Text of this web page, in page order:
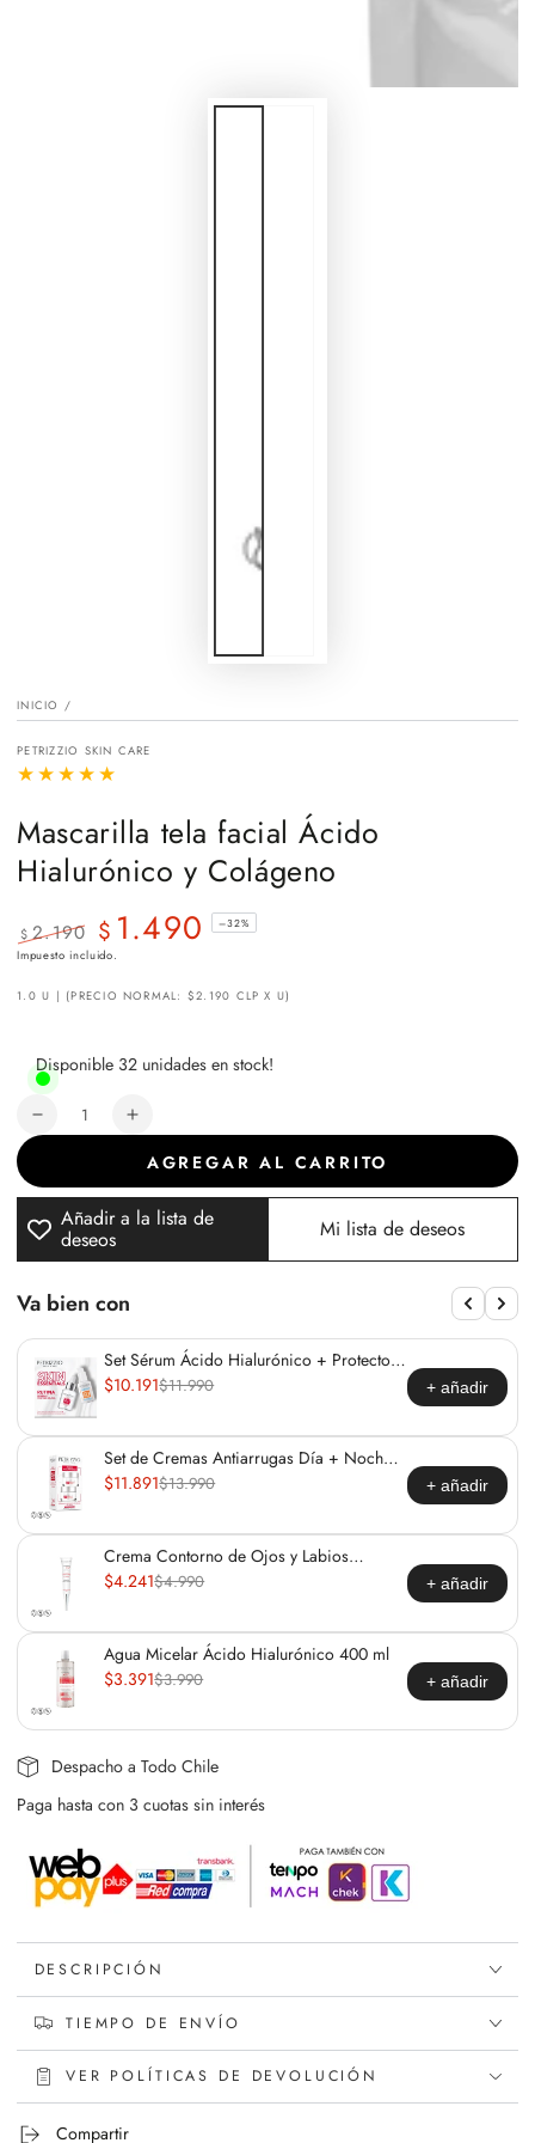
INICIO /
PETRIZZIO SKIN CARE
Mascarilla tela facial Ácido
Hialurónico y Colágeno
Precio
$ 2.190
Precio
venta
$ 1.490 –32%
Impuesto incluido.
1.0 U | (PRECIO NORMAL: $2.190 CLP X U)
Disponible 32 unidades en stock!
Cantidad
Reducir
Mascarilla
tela
facial
Ácido
Hialurónico
y
Colágeno
Aumentar
para
Mascarilla
tela
Ácido
Colágeno
AGREGAR AL CARRITO
Añadir a la lista de
deseos Mi lista de deseos
Va bien con
Set Sérum Ácido Hialurónico + Protecto
Solar
$10.191$11.990 + añadir
Set de Cremas Antiarrugas Día + Noche
Ácido Hialurónico
$11.891$13.990 + añadir
Crema Contorno de Ojos y Labios
Hyaluronic Boost
$4.241$4.990 + añadir
Agua Micelar Ácido Hialurónico 400 ml
$3.391$3.990 + añadir
Despacho a Todo Chile
Paga hasta con 3 cuotas sin interés
DESCRIPCIÓN
TIEMPO DE ENVÍO
VER POLÍTICAS DE DEVOLUCIÓN
Compartir